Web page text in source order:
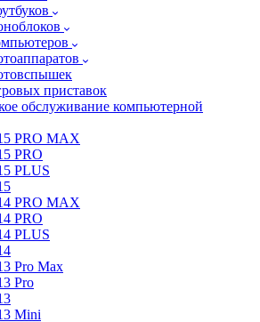
приставок
обслуживание компьютерной
PRO MAX
PRO
PLUS
PRO MAX
PRO
PLUS
Pro Max
Pro
Mini